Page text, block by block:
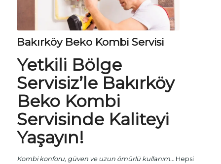
Bakırköy Beko Kombi Servisi
Yetkili Bölge
Servisiz’le Bakırköy
Beko Kombi
Servisinde Kaliteyi
Yaşayın!
Kombi konforu, güven ve uzun ömürlü kullanım…Hepsi